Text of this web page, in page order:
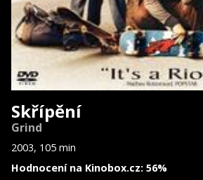
Skřípění
Grind
2003, 105 min
Hodnocení na Kinobox.cz: 56%